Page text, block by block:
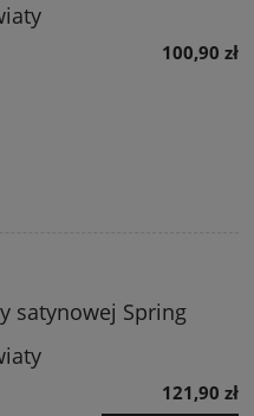
100,90 zł
satynowej Spring
121,90 zł